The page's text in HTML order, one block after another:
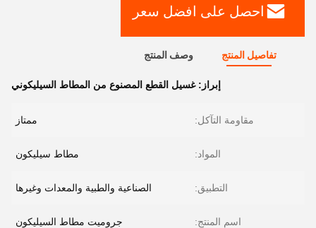
احصل على افضل سعر
تفاصيل المنتج وصف المنتج
إبراز:غسيل القطع المصنوع من المطاط السيليكوني
مقاومة التآكل: ممتاز
المواد: مطاط سيليكون
التطبيق: الصناعية والطبية والمعدات وغيرها
اسم المنتج: جروميت مطاط السيليكون